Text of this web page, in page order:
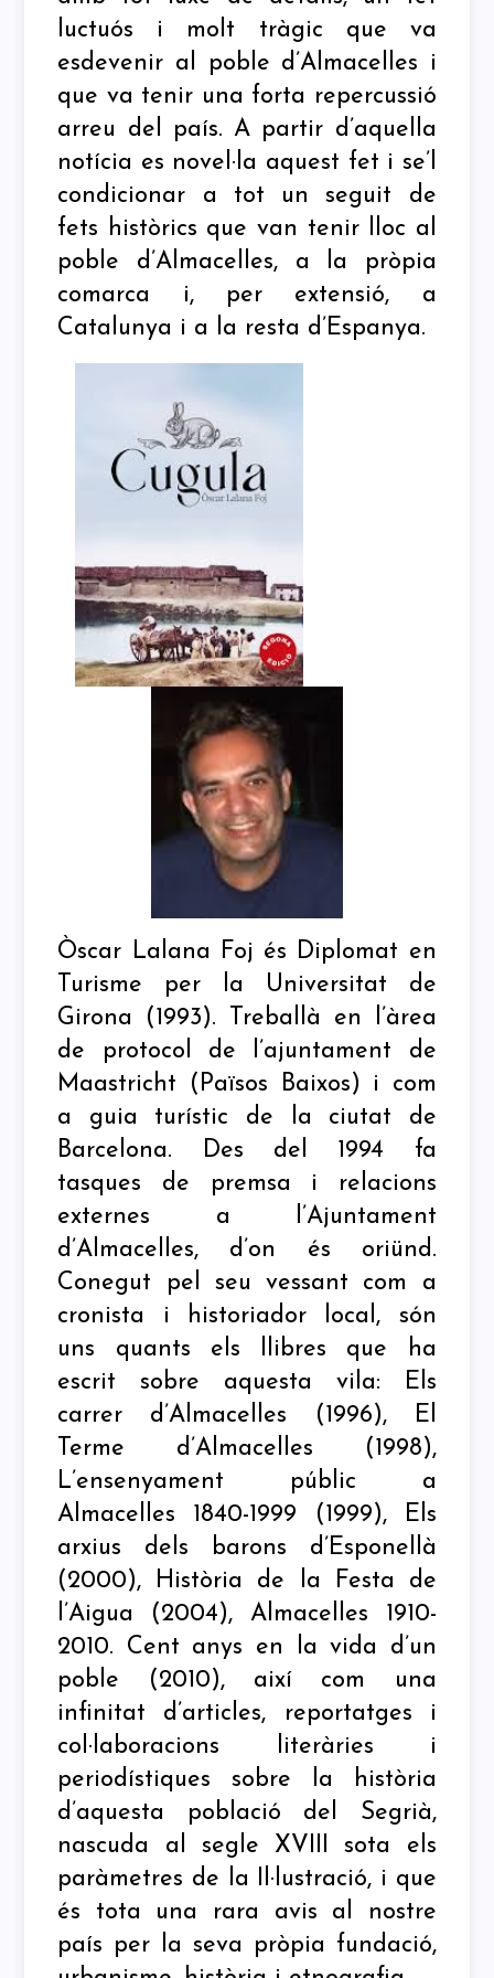
luctuós i molt tràgic que va
esdevenir al poble d’Almacelles i
que va tenir una forta repercussió
arreu del país. A partir d’aquella
notícia es novel·la aquest fet i se’l
condicionar a tot un seguit de
fets històrics que van tenir lloc al
poble d’Almacelles, a la pròpia
comarca i, per extensió, a
Catalunya i a la resta d’Espanya.
Òscar Lalana Foj és Diplomat en
Turisme per la Universitat de
Girona (1993). Treballà en l’àrea
de protocol de l’ajuntament de
Maastricht (Països Baixos) i com
a guia turístic de la ciutat de
Barcelona. Des del 1994 fa
tasques de premsa i relacions
externes a l’Ajuntament
d’Almacelles, d’on és oriünd.
Conegut pel seu vessant com a
cronista i historiador local, són
uns quants els llibres que ha
escrit sobre aquesta vila: Els
carrer d’Almacelles (1996), El
Terme d’Almacelles (1998),
L’ensenyament públic a
Almacelles 1840-1999 (1999), Els
arxius dels barons d’Esponellà
(2000), Història de la Festa de
l’Aigua (2004), Almacelles 1910-
2010. Cent anys en la vida d’un
poble (2010), així com una
infinitat d’articles, reportatges i
col·laboracions literàries i
periodístiques sobre la història
d’aquesta població del Segrià,
nascuda al segle XVIII sota els
paràmetres de la Il·lustració, i que
és tota una rara avis al nostre
país per la seva pròpia fundació,